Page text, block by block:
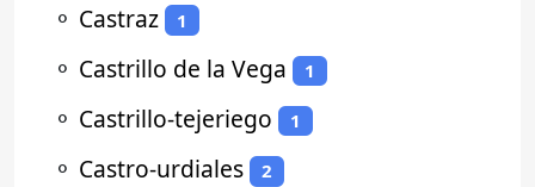
⚬ Castraz 1
⚬ Castrillo de la Vega 1
⚬ Castrillo-tejeriego 1
⚬ Castro-urdiales 2